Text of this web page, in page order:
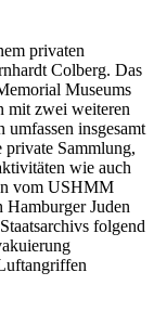
privaten
Colberg. Das
Museums
mit zwei weiteren
insgesamt
private Sammlung,
wie auch
vom USHMM
Hamburger Juden
folgend